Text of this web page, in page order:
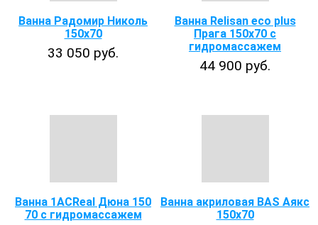
Ванна Радомир Николь
150x70
33 050 руб.
Ванна Relisan eco plus
Прага 150х70 с
гидромассажем
44 900 руб.
Ванна 1ACReal Дюна 150
70 с гидромассажем
Ванна акриловая BAS Аякс
150х70